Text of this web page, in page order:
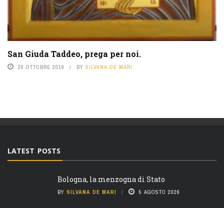
San Giuda Taddeo, prega per noi.
26 OTTOBRE 2019 BY SILVANA DE MARI
LATEST POSTS
Bologna, la menzogna di Stato
BY SILVANA DE MARI 5 AGOSTO 2026